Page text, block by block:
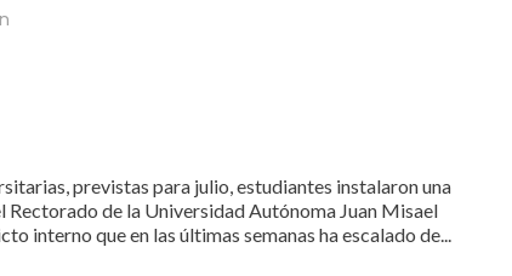
previstas para julio, estudiantes instalaron una
Rectorado de la Universidad Autónoma Juan Misael
interno que en las últimas semanas ha escalado de...